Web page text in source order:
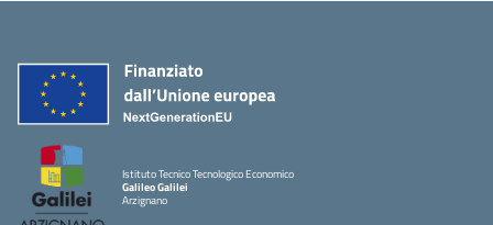
Istituto Tecnico Tecnologico Economico
Galileo Galilei
Arzignano